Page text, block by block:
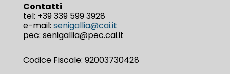
Contatti
tel: +39 339 599 3928
e-mail: senigallia@cai.it
pec: senigallia@pec.cai.it
Codice Fiscale: 92003730428